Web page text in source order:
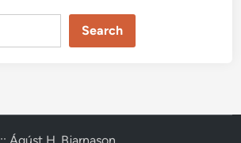
Search